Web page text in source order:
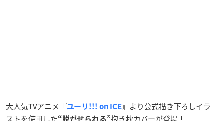
大人気TVアニメ 『ユーリ!!! on ICE 』
より公式描き下ろしイラ
ストを使用した“脱がせられる”抱き枕カバーが登場！